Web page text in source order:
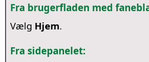
Fra brugerfladen med
Vælg Hjem.
Fra sidepanelet: